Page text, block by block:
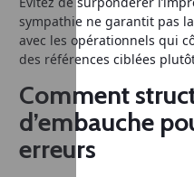
sympathie ne garantit pas
avec les opérationnels qui
des références ciblées
Comment
d’embauche
erreurs